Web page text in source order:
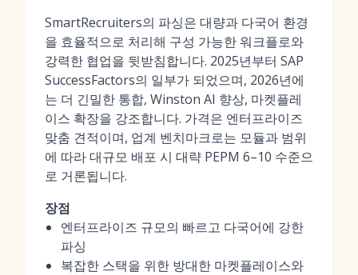
SmartRecruiters의 파싱은 대량과 다국어 환경
을 효율적으로 처리해 구성 가능한 워크플로와
강력한 협업을 뒷받침합니다. 2025년부터 SAP
SuccessFactors의 일부가 되었으며, 2026년에
는 더 긴밀한 통합, Winston AI 향상, 마켓플레
이스 확장을 강조합니다. 가격은 엔터프라이즈
맞춤 견적이며, 업계 벤치마크로는 모듈과 범위
에 따라 대규모 배포 시 대략 PEPM 6–10 수준으
로 거론됩니다.
장점
엔터프라이즈 규모의 빠르고 다국어에 강한
파싱
복잡한 스택을 위한 방대한 마켓플레이스와